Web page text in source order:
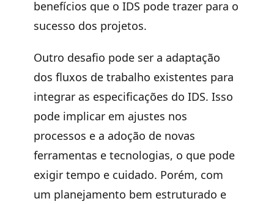
benefícios que o IDS pode trazer para o
sucesso dos projetos.
Outro desafio pode ser a adaptação
dos fluxos de trabalho existentes para
integrar as especificações do IDS. Isso
pode implicar em ajustes nos
processos e a adoção de novas
ferramentas e tecnologias, o que pode
exigir tempo e cuidado. Porém, com
um planejamento bem estruturado e